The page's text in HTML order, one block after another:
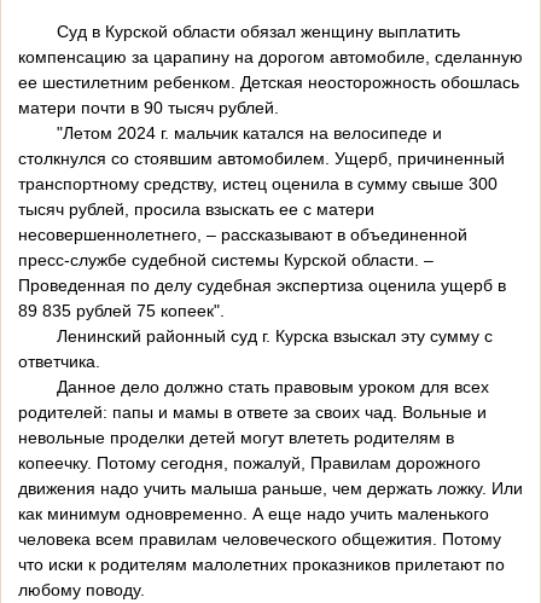
Суд в Курской области обязал женщину выплатить
компенсацию за царапину на дорогом автомобиле, сделанную
ее шестилетним ребенком. Детская неосторожность обошлась
матери почти в 90 тысяч рублей.
"Летом 2024 г. мальчик катался на велосипеде и
столкнулся со стоявшим автомобилем. Ущерб, причиненный
транспортному средству, истец оценила в сумму свыше 300
тысяч рублей, просила взыскать ее с матери
несовершеннолетнего, – рассказывают в объединенной
пресс-службе судебной системы Курской области. –
Проведенная по делу судебная экспертиза оценила ущерб в
89 835 рублей 75 копеек".
Ленинский районный суд г. Курска взыскал эту сумму с
ответчика.
Данное дело должно стать правовым уроком для всех
родителей: папы и мамы в ответе за своих чад. Вольные и
невольные проделки детей могут влететь родителям в
копеечку. Потому сегодня, пожалуй, Правилам дорожного
движения надо учить малыша раньше, чем держать ложку. Или
как минимум одновременно. А еще надо учить маленького
человека всем правилам человеческого общежития. Потому
что иски к родителям малолетних проказников прилетают по
любому поводу.